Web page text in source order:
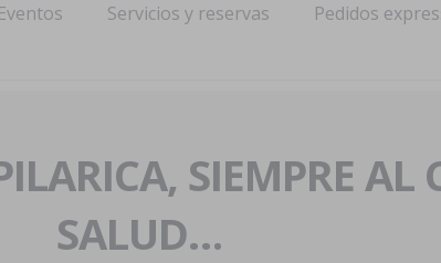
Eventos Servicios y reservas Pedidos
SIEMPRE AL
SALUD…